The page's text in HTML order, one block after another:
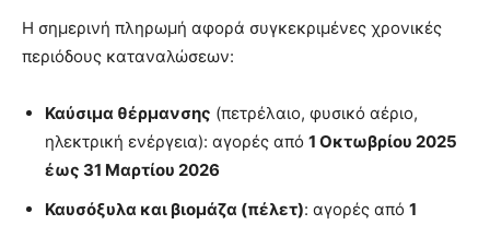
Η σημερινή πληρωμή αφορά συγκεκριμένες χρονικές
περιόδους καταναλώσεων:
Καύσιμα θέρμανσης (πετρέλαιο, φυσικό αέριο,
ηλεκτρική ενέργεια): αγορές από 1 Οκτωβρίου 2025
έως 31 Μαρτίου 2026
Καυσόξυλα και βιομάζα (πέλετ): αγορές από 1